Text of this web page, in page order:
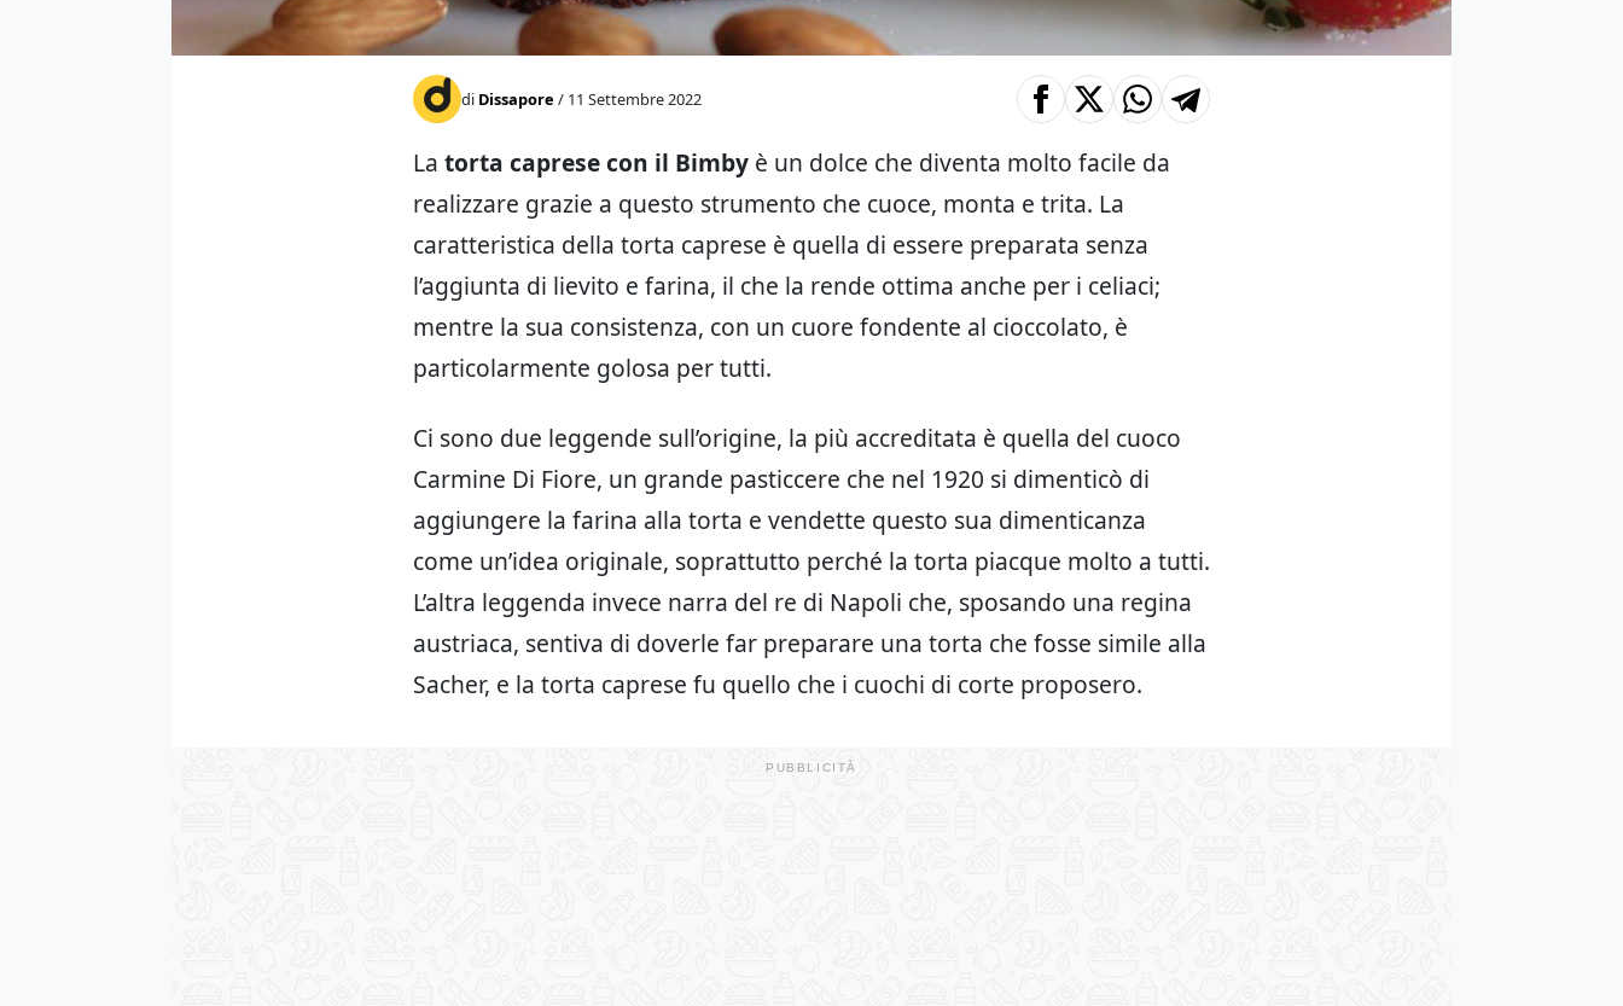
di Dissapore / 11 Settembre 2022
La torta caprese con il Bimby è un dolce che diventa molto facile da
realizzare grazie a questo strumento che cuoce, monta e trita. La
caratteristica della torta caprese è quella di essere preparata senza
l’aggiunta di lievito e farina, il che la rende ottima anche per i celiaci;
mentre la sua consistenza, con un cuore fondente al cioccolato, è
particolarmente golosa per tutti.
Ci sono due leggende sull’origine, la più accreditata è quella del cuoco
Carmine Di Fiore, un grande pasticcere che nel 1920 si dimenticò di
aggiungere la farina alla torta e vendette questo sua dimenticanza
come un’idea originale, soprattutto perché la torta piacque molto a tutti.
L’altra leggenda invece narra del re di Napoli che, sposando una regina
austriaca, sentiva di doverle far preparare una torta che fosse simile alla
Sacher, e la torta caprese fu quello che i cuochi di corte proposero.